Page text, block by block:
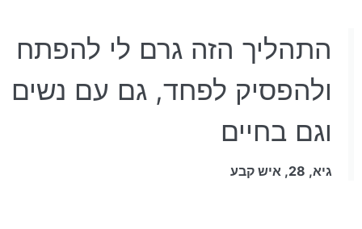
התהליך הזה גרם לי להפתח
ולהפסיק לפחד, גם עם נשים
וגם בחיים
גיא, 28, איש קבע